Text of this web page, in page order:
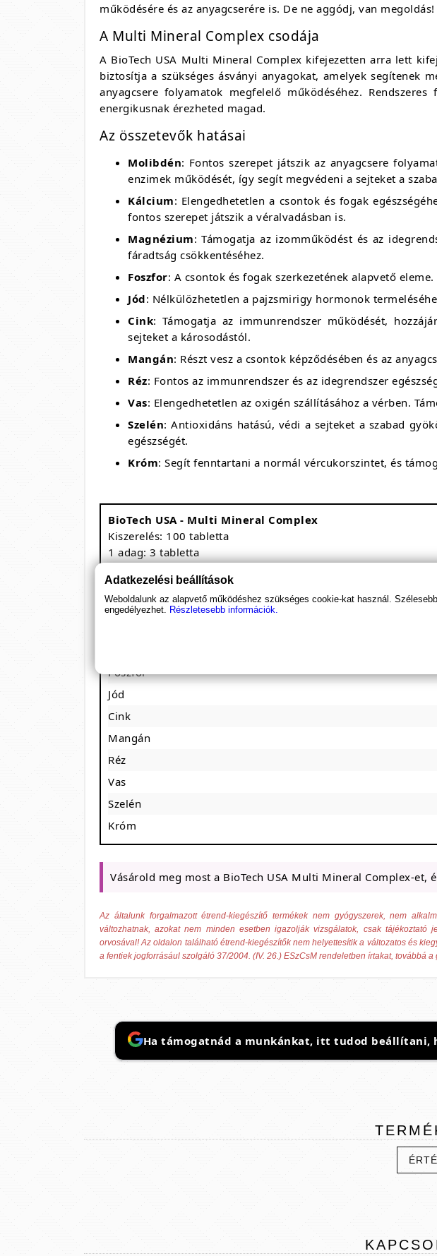
működésére és az anyagcserére is. De ne aggódj, van megoldás!
A Multi Mineral Complex csodája
A BioTech USA Multi Mineral Complex kifejezetten arra lett
biztosítja a szükséges ásványi anyagokat, amelyek segítenek
anyagcsere folyamatok megfelelő működéséhez.
energikusnak érezheted magad.
Az összetevők hatásai
Molibdén: Fontos szerepet játszik az anyagcsere
enzimek működését, így segít megvédeni a sejteket a
Kálcium: Elengedhetetlen a csontok és fogak
fontos szerepet játszik a véralvadásban is.
Magnézium: Támogatja az izomműködést és az
fáradtság csökkentéséhez.
Foszfor: A csontok és fogak szerkezetének alapvető
Jód: Nélkülözhetetlen a pajzsmirigy hormonok
Cink: Támogatja az immunrendszer működését,
sejteket a károsodástól.
Mangán: Részt vesz a csontok képződésében és az
Réz: Fontos az immunrendszer és az idegrendszer
Vas: Elengedhetetlen az oxigén szállításához a vérben.
Szelén: Antioxidáns hatású, védi a sejteket a szabad
egészségét.
Króm: Segít fenntartani a normál vércukorszintet, és
BioTech USA - Multi Mineral Complex
Kiszerelés: 100 tabletta
1 adag: 3 tabletta
Megnevezés
Molibdén
Foszfor
Jód
Cink
Mangán
Réz
Vas
Szelén
Króm
Vásárold meg most a BioTech USA Multi Mineral Complex-et,
Az általunk forgalmazott étrend-kiegészítő termékek nem gyógyszerek, nem
változhatnak, azokat nem minden esetben igazolják vizsgálatok, csak
orvosával! Az oldalon található étrend-kiegészítők nem helyettesítik a változatos és
a fentiek jogforrásául szolgáló 37/2004. (IV. 26.) ESzCsM rendeletben írtakat, továbbá
Ha támogatnád a munkánkat, itt tudod beállítani,
Adatkezelési beállítások
Weboldalunk az alapvető működéshez szükséges cookie-kat használ.
engedélyezhet. Részletesebb információk.